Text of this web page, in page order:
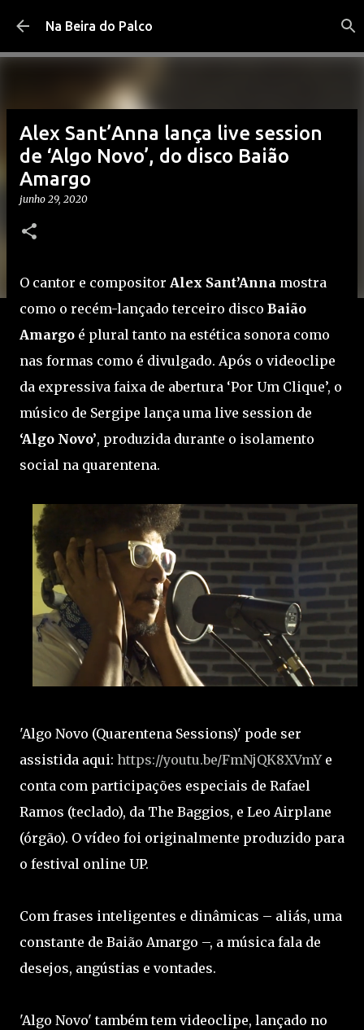
Pular para o conteúdo principal
Na Beira do Palco
Alex Sant’Anna lança live session
de ‘Algo Novo’, do disco Baião
Amargo
junho 29, 2020
O cantor e compositor Alex Sant’Anna mostra
como o recém-lançado terceiro disco Baião
Amargo é plural tanto na estética sonora como
nas formas como é divulgado. Após o videoclipe
da expressiva faixa de abertura ‘Por Um Clique’, o
músico de Sergipe lança uma live session de
‘Algo Novo’, produzida durante o isolamento
social na quarentena.
'Algo Novo (Quarentena Sessions)' pode ser
assistida aqui: https://youtu.be/FmNjQK8XVmYe
conta com participações especiais de Rafael
Ramos (teclado), da The Baggios, e Leo Airplane
(órgão). O vídeo foi originalmente produzido para
o festival online UP.
Com frases inteligentes e dinâmicas – aliás, uma
constante de Baião Amargo –, a música fala de
desejos, angústias e vontades.
'Algo Novo' também tem videoclipe, lançado no